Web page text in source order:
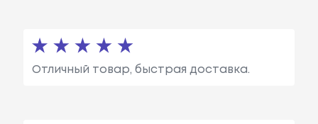
Отличный товар, быстрая доставка.